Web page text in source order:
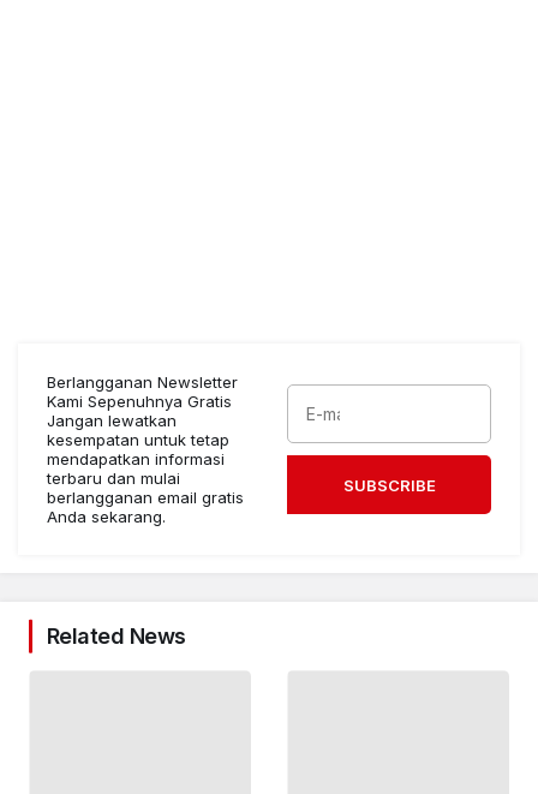
Berlangganan Newsletter
Kami Sepenuhnya Gratis
Jangan lewatkan
kesempatan untuk tetap
mendapatkan informasi
terbaru dan mulai
berlangganan email gratis
Anda sekarang.
SUBSCRIBE
Related News